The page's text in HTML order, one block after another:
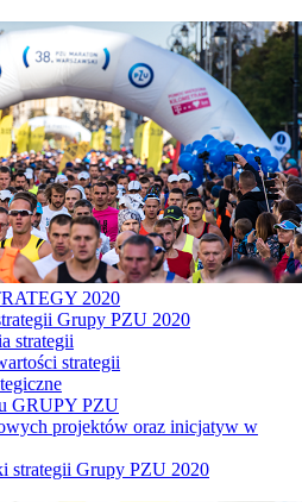
2020
Grupy PZU 2020
strategii
strategii
GRUPY PZU
projektów oraz inicjatyw w
strategii Grupy PZU 2020